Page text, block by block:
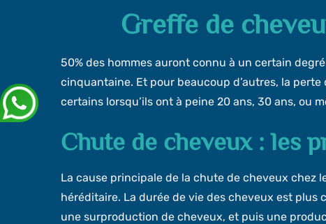
Greffe de
50% des hommes auront connu à un certain
cinquantaine. Et pour beaucoup d’autres, la
certains lorsqu’ils ont à peine 20 ans, 30 ans, ou
Chute de cheveux : les
La cause principale de la chute de cheveux chez
héréditaire. La durée de vie des cheveux est plus
une surproduction de cheveux, et puis une